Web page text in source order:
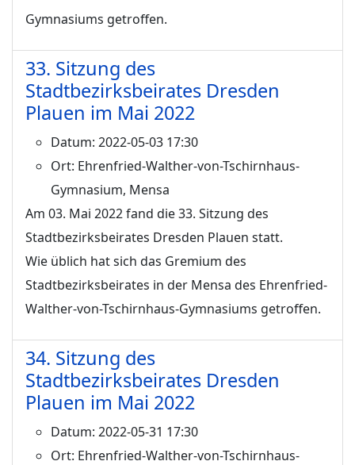
Gymnasiums getroffen.
33. Sitzung des
Stadtbezirksbeirates Dresden
Plauen im Mai 2022
Datum: 2022-05-03 17:30
Ort: Ehrenfried-Walther-von-Tschirnhaus-
Gymnasium, Mensa
Am 03. Mai 2022 fand die 33. Sitzung des
Stadtbezirksbeirates Dresden Plauen statt.
Wie üblich hat sich das Gremium des
Stadtbezirksbeirates in der Mensa des Ehrenfried-
Walther-von-Tschirnhaus-Gymnasiums getroffen.
34. Sitzung des
Stadtbezirksbeirates Dresden
Plauen im Mai 2022
Datum: 2022-05-31 17:30
Ort: Ehrenfried-Walther-von-Tschirnhaus-